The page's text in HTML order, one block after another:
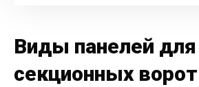
Виды панелей для
секционных ворот